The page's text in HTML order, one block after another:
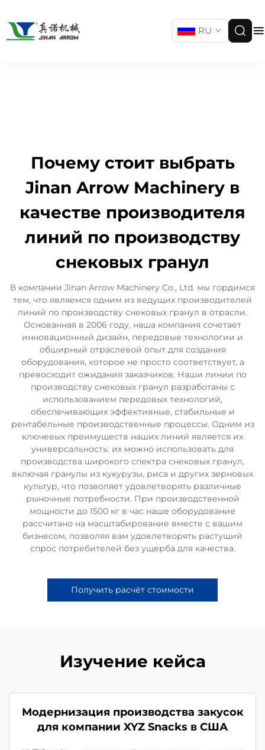
RU
Почему стоит выбрать
Jinan Arrow Machinery в
качестве производителя
линий по производству
снековых гранул
В компании Jinan Arrow Machinery Co., Ltd. мы гордимся
тем, что являемся одним из ведущих производителей
линий по производству снековых гранул в отрасли.
Основанная в 2006 году, наша компания сочетает
инновационный дизайн, передовые технологии и
обширный отраслевой опыт для создания
оборудования, которое не просто соответствует, а
превосходит ожидания заказчиков. Наши линии по
производству снековых гранул разработаны с
использованием передовых технологий,
обеспечивающих эффективные, стабильные и
рентабельные производственные процессы. Одним из
ключевых преимуществ наших линий является их
универсальность: их можно использовать для
производства широкого спектра снековых гранул,
включая гранулы из кукурузы, риса и других зерновых
культур, что позволяет удовлетворять различные
рыночные потребности. При производственной
мощности до 1500 кг в час наше оборудование
рассчитано на масштабирование вместе с вашим
бизнесом, позволяя вам удовлетворять растущий
спрос потребителей без ущерба для качества.
Получить расчёт стоимости
Изучение кейса
Модернизация производства закусок
для компании XYZ Snacks в США